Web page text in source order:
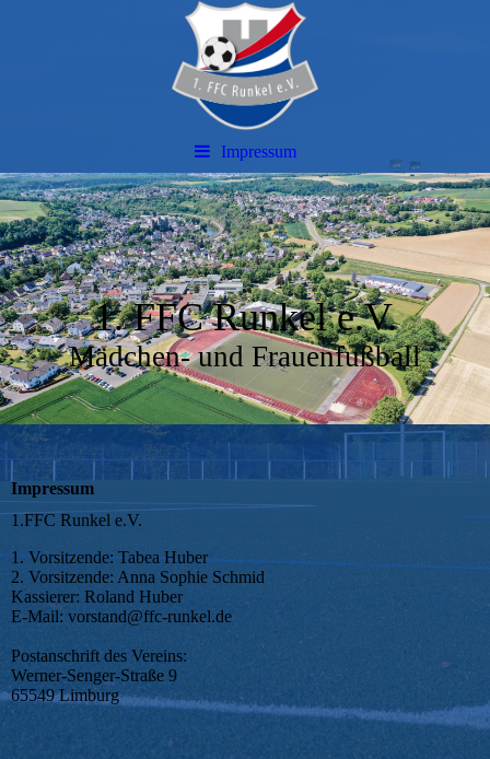
Impressum
1. FFC Runkel e.V.
Mädchen- und Frauenfußball
Impressum
1.FFC Runkel e.V.
1. Vorsitzende: Tabea Huber
2. Vorsitzende: Anna Sophie Schmid
Kassierer: Roland Huber
E-Mail: vorstand@ffc-runkel.de
Postanschrift des Vereins:
Werner-Senger-Straße 9
65549 Limburg